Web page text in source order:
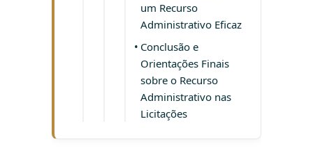
um Recurso
Administrativo Eficaz
Conclusão e
Orientações Finais
sobre o Recurso
Administrativo nas
Licitações